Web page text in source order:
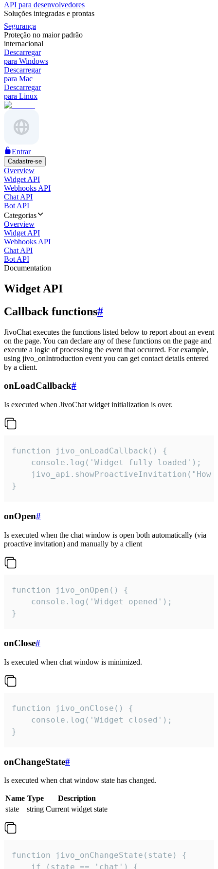
API para desenvolvedores
Soluções integradas e prontas
Segurança
Proteção no maior padrão
internacional
Descarregar
para Windows
Descarregar
para Mac
Descarregar
para Linux
Entrar
Cadastre-se
Overview
Widget API
Webhooks API
Chat API
Bot API
Categorias
Overview
Widget API
Webhooks API
Chat API
Bot API
Documentation
Widget API
Callback functions#
JivoChat executes the functions listed below to report about an event
on the page. You can declare any of these functions on the page and
execute a logic of processing the event that occurred. For example,
using jivo_onIntroduction event you can get contact details entered
by a client.
onLoadCallback#
Is executed when JivoChat widget initialization is over.
function jivo_onLoadCallback() {
    console.log('Widget fully loaded');
jivo_api.showProactiveInvitation("How
}
onOpen#
Is executed when the chat window is open both automatically (via
proactive invitation) and manually by a client
function jivo_onOpen() {
    console.log('Widget opened');
}
onClose#
Is executed when chat window is minimized.
function jivo_onClose() {
    console.log('Widget closed');
}
onChangeState#
Is executed when chat window state has changed.
Name Type
Description
state
string Current widget state
function jivo_onChangeState(state) {
    if (state == 'chat') {